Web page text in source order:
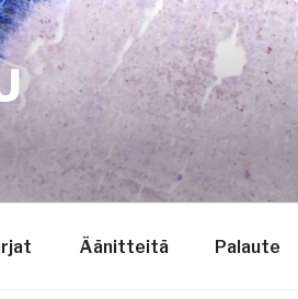
Äänitteitä Palaute